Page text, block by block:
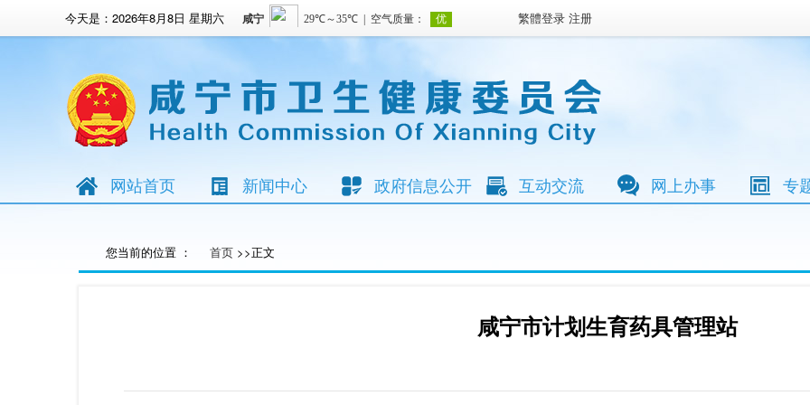
今天是： 2026年8月8日 星期六 繁體登录 注册
网站首页 新闻中心 政府信息公开 互动交流 网上办事 专
您当前的位置 ： 首页 >>正文
咸宁市计划生育药具管理站